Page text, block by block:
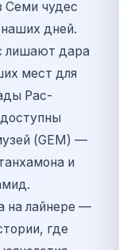
Семи чудес
дней.
лишают дара
мест для
Рас-
(GEM) —
и
на лайнере —
где